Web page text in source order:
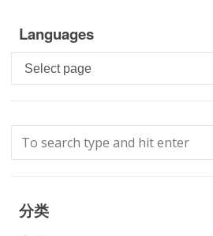
Languages
Languages
分类